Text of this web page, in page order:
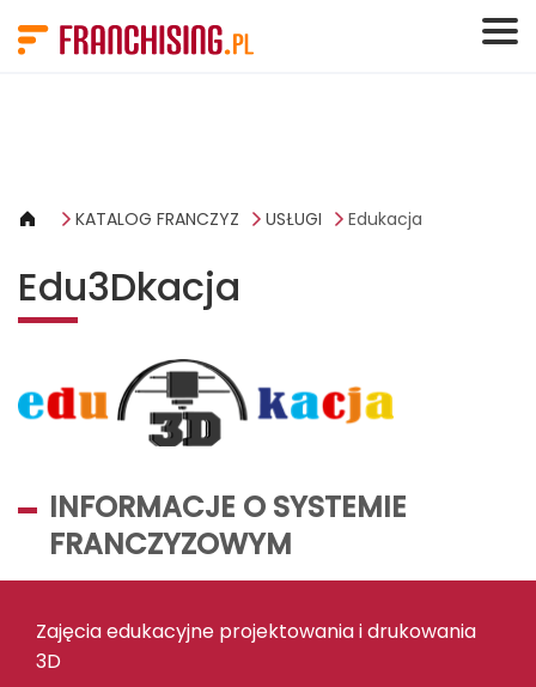
KATALOG FRANCZYZ USŁUGI Edukacja
Edu3Dkacja
INFORMACJE O SYSTEMIE
FRANCZYZOWYM
Zajęcia edukacyjne projektowania i drukowania
3D